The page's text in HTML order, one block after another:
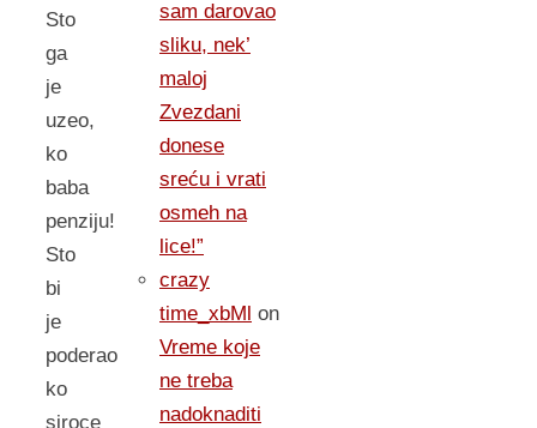
Sto
ga
je
uzeo,
ko
baba
penziju!
Sto
bi
je
poderao
ko
siroce
sam darovao
sliku, nek’
maloj
Zvezdani
donese
sreću i vrati
osmeh na
lice!”
crazy
time_xbMl on
Vreme koje
ne treba
nadoknaditi